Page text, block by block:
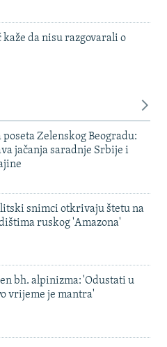
da nisu razgovarali o
poseta Zelenskog Beogradu:
jačanja saradnje Srbije i
snimci otkrivaju štetu na
ruskog 'Amazona'
bh. alpinizma: 'Odustati u
vrijeme je mantra'